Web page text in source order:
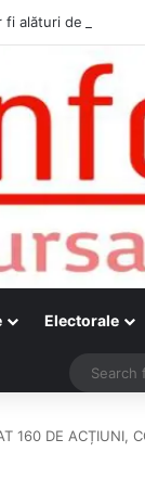
alături de
Electorale
160 DE ACȚIUNI,